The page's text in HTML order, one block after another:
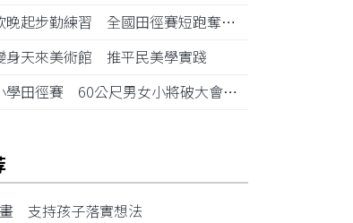
起步勤練習 全國田徑賽短跑奪金摘銅
身天來美術館 推平民美學實踐
田徑賽 60公尺男女小將破大會紀錄
支持孩子落實想法